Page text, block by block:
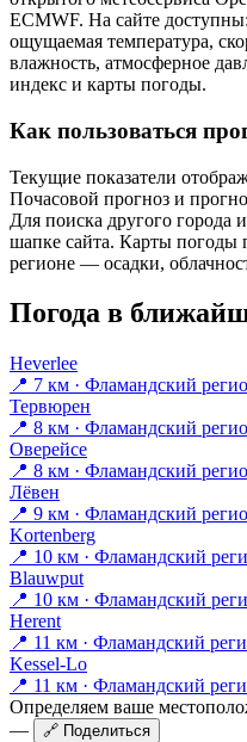
ECMWF. На сайте
ощущаемая температура,
влажность, атмосферное
индекс и карты погоды.
Как пользоваться
Текущие показатели
Почасовой прогноз и
Для поиска другого города
шапке сайта. Карты погоды
регионе — осадки,
Погода в
Heverlee
📍 7 км · Фламандский
Тервюрен
📍 8 км · Фламандский
Оверейсе
📍 8 км · Фламандский
Лёвен
📍 9 км · Фламандский
Kortenberg
📍 10 км · Фламандский
Blauwput
📍 10 км · Фламандский
Herent
📍 11 км · Фламандский
Kessel-Lo
📍 11 км · Фламандский
Определяем ваше
—
🔗 Поделиться